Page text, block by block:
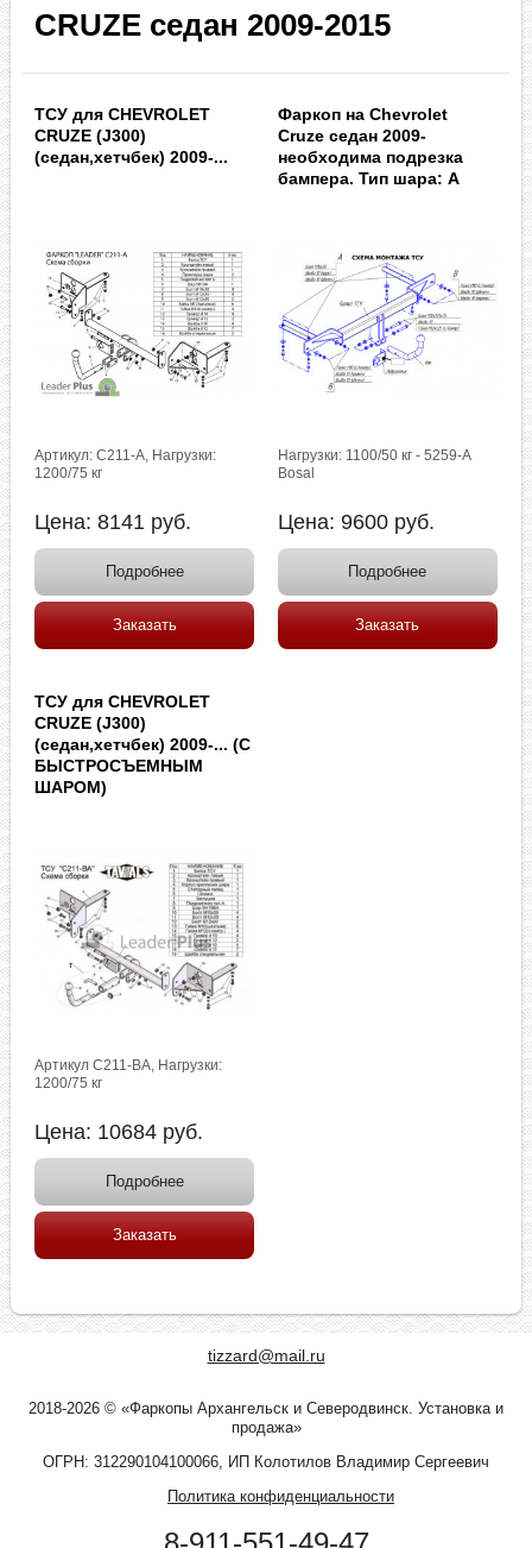
CRUZE седан 2009-2015
ТСУ для CHEVROLET
CRUZE (J300)
(седан,хетчбек) 2009-...
Артикул: C211-A, Нагрузки:
1200/75 кг
Цена:8141 руб.
Подробнее
Заказать
Фаркоп на Chevrolet
Cruze седан 2009-
необходима подрезка
бампера. Тип шара: A
Нагрузки: 1100/50 кг - 5259-A
Bosal
Цена: 9600 руб.
Подробнее
Заказать
ТСУ для CHEVROLET
CRUZE (J300)
(седан,хетчбек) 2009-... (С
БЫСТРОСЪЕМНЫМ
ШАРОМ)
Артикул C211-BA, Нагрузки:
1200/75 кг
Цена: 10684 руб.
Подробнее
Заказать
tizzard@mail.ru
2018-2026 © «Фаркопы Архангельск и Северодвинск. Установка и
продажа»
ОГРН: 312290104100066, ИП Колотилов Владимир Сергеевич
Политика конфиденциальности